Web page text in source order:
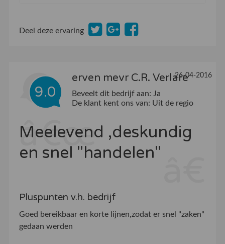
Deel deze ervaring
9.0
erven mevr C.R. Verlare26-04-2016
Beveelt dit bedrijf aan: Ja
De klant kent ons van: Uit de regio
Meelevend ,deskundig
en snel "handelen"
Pluspunten v.h. bedrijf
Goed bereikbaar en korte lijnen,zodat er snel "zaken"
gedaan werden